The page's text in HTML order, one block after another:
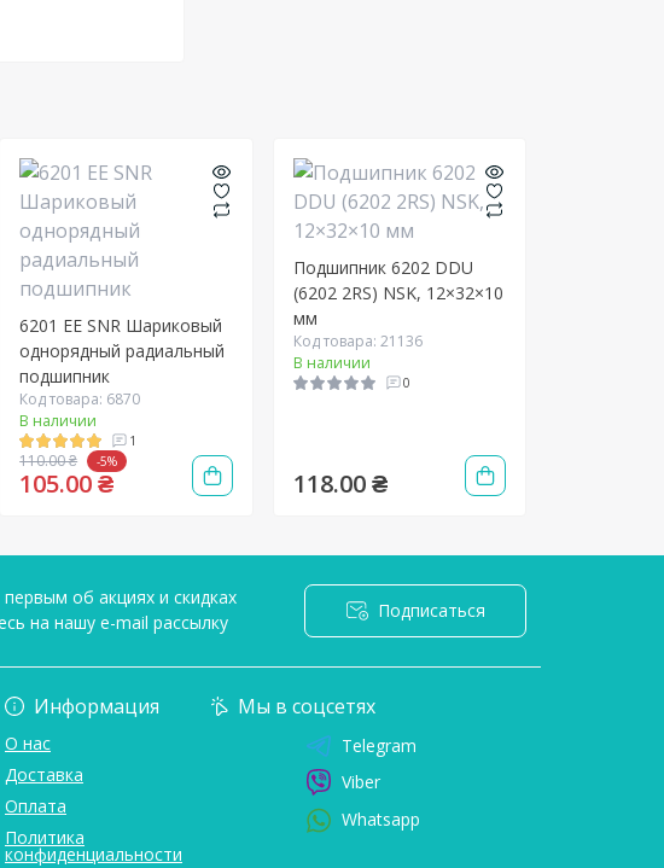
6201 EE SNR Шариковый
однорядный радиальный
подшипник
Код товара: 6870
В наличии
1
110.00 ₴ -5%
105.00 ₴
Подшипник 6202 DDU
(6202 2RS) NSK, 12×32×10
мм
Код товара: 21136
В наличии
0
118.00 ₴
об акциях и скидках
на нашу e-mail рассылку
Подписаться
Информация
О нас
Доставка
Оплата
Политика
конфиденциальности
Мы в соцсетях
Telegram
Viber
Whatsapp